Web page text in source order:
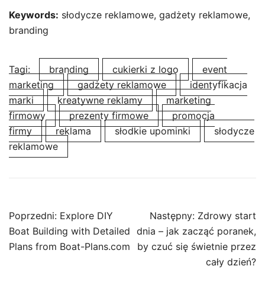
Keywords: słodycze reklamowe, gadżety reklamowe,
branding
Tagi: branding cukierki z logo
event
marketing
gadżety reklamowe
identyfikacja
marki
kreatywne reklamy
marketing
firmowy
prezenty firmowe
promocja
firmy
reklama słodkie upominki
słodycze
reklamowe
Nawigacja
wpisu
Poprzedni: Explore DIY
Boat Building with Detailed
Plans from Boat-Plans.com
Następny: Zdrowy start
dnia – jak zacząć poranek,
by czuć się świetnie przez
cały dzień?